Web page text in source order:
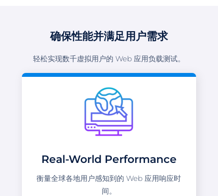
确保性能并满足用户需求
轻松实现数千虚拟用户的 Web 应用负载测试。
Real-World Performance
衡量全球各地用户感知到的 Web 应用响应时
间。